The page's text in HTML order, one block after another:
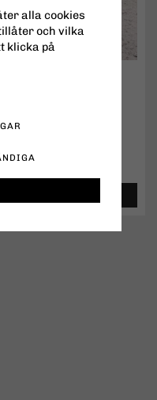
kr
alla cookies
och vilka
klicka på